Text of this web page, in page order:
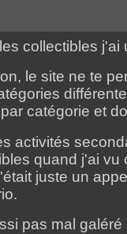
collectibles j'ai
le site ne te
catégorie et
activités
quand j'ai vu
juste un
pas mal